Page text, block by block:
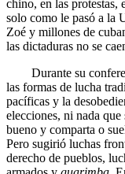
chino, en las protestas,
solo como le pasó a la
Zoé y millones de
las dictaduras no se
Durante su
las formas de lucha
pacíficas y la
elecciones, ni nada
bueno y comparta o
Pero sugirió luchas
derecho de pueblos,